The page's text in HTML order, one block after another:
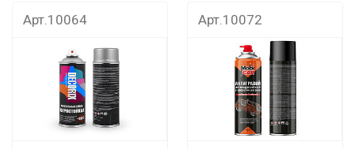
Арт.10064 Арт.10072